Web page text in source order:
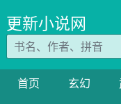
更新小说网
首页 玄幻